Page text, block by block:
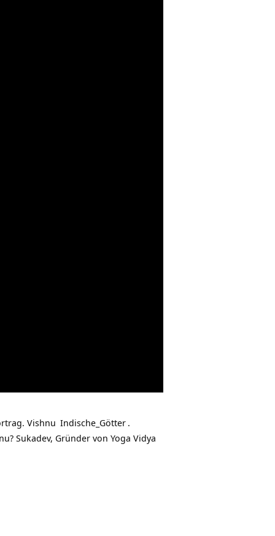
Vishnu Indische_Götter .
Sukadev, Gründer von Yoga Vidya